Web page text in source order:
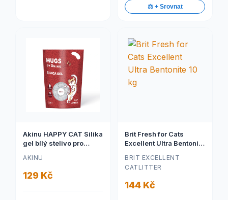
⚖️ + Srovnat
Akinu HAPPY CAT Silika
gel bílý stelivo pro
AKINU
129 Kč
Brit Fresh for Cats
Excellent Ultra Bentonite
BRIT EXCELLENT
CATLITTER
144 Kč